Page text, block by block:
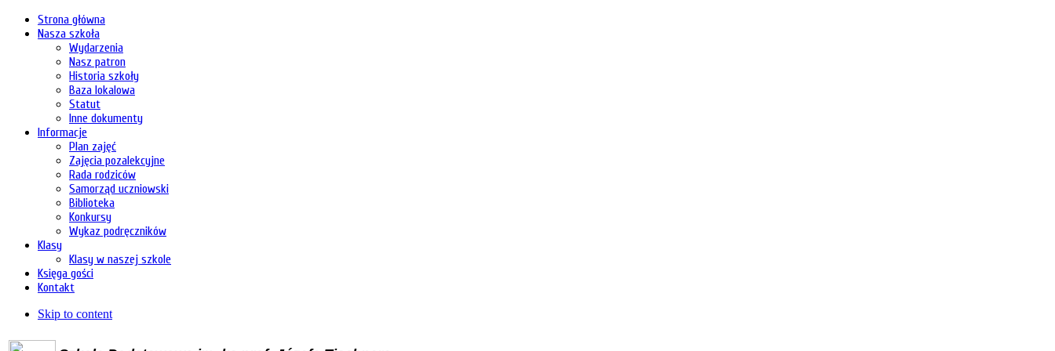
Strona główna
Nasza szkoła
Wydarzenia
Nasz patron
Historia szkoły
Baza lokalowa
Statut
Inne dokumenty
Informacje
Plan zajęć
Zajęcia pozalekcyjne
Rada rodziców
Samorząd uczniowski
Biblioteka
Konkursy
Wykaz podręczników
Klasy
Klasy w naszej szkole
Księga gości
Kontakt
Skip to content